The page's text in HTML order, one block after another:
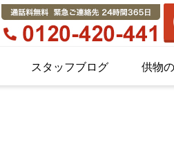
スタッフブログ 供物